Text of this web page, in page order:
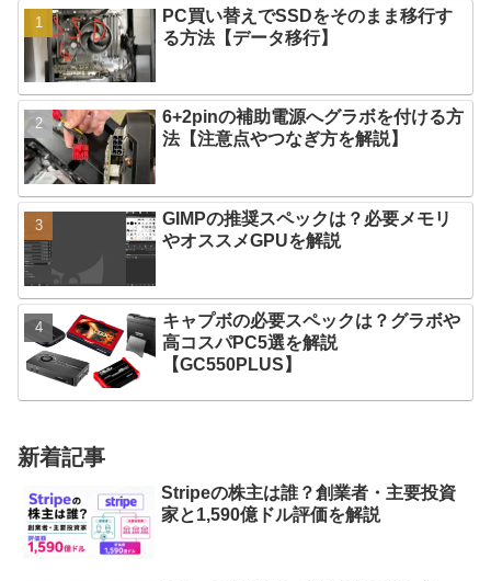
PC買い替えでSSDをそのまま移行す
る方法【データ移行】
6+2pinの補助電源へグラボを付ける方
法【注意点やつなぎ方を解説】
GIMPの推奨スペックは？必要メモリ
やオススメGPUを解説
キャプボの必要スペックは？グラボや
高コスパPC5選を解説
【GC550PLUS】
新着記事
Stripeの株主は誰？創業者・主要投資
家と1,590億ドル評価を解説